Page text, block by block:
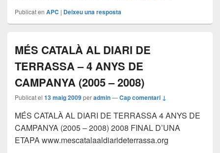
Publicat en APC | Deixeu una resposta
MÉS CATALÀ AL DIARI DE
TERRASSA – 4 ANYS DE
CAMPANYA (2005 – 2008)
Publicat el 13 maig 2009peradmin—Cap comentari ↓
MÉS CATALÀ AL DIARI DE TERRASSA 4 ANYS DE
CAMPANYA (2005 – 2008) 2008 FINAL D’UNA
ETAPA www.mescatalaaldiarideterrassa.org